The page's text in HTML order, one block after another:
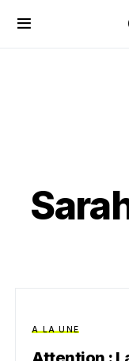
A LA UNE